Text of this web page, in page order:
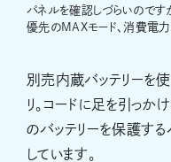
パネルを確認しづらいのです
優先のMAXモード、消費電
別売内蔵バッテリーを
リ。コードに足を引っか
のバッテリーを保護す
しています。